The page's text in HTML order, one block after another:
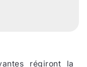
régiront la